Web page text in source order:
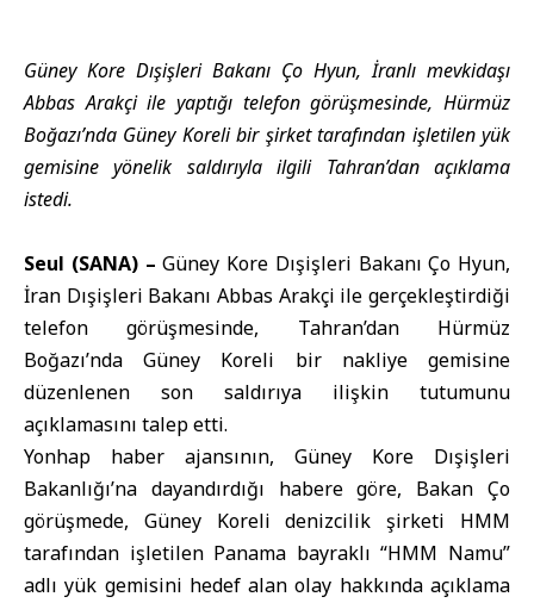
Güney Kore Dışişleri Bakanı Ço Hyun, İranlı mevkidaşı
Abbas Arakçi ile yaptığı telefon görüşmesinde, Hürmüz
Boğazı’nda Güney Koreli bir şirket tarafından işletilen yük
gemisine yönelik saldırıyla ilgili Tahran’dan açıklama
istedi.
Seul (SANA) – Güney Kore Dışişleri Bakanı Ço Hyun,
İran Dışişleri Bakanı Abbas Arakçi ile gerçekleştirdiği
telefon görüşmesinde, Tahran’dan Hürmüz
Boğazı’nda Güney Koreli bir nakliye gemisine
düzenlenen son saldırıya ilişkin tutumunu
açıklamasını talep etti.
Yonhap haber ajansının, Güney Kore Dışişleri
Bakanlığı’na dayandırdığı habere göre, Bakan Ço
görüşmede, Güney Koreli denizcilik şirketi HMM
tarafından işletilen Panama bayraklı “HMM Namu”
adlı yük gemisini hedef alan olay hakkında açıklama